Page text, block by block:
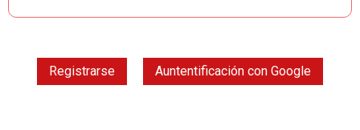
Registrarse Auntentificación con Google